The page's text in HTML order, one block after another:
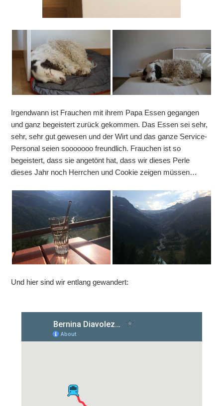
Irgendwann ist Frauchen mit ihrem Papa Essen gegangen
und ganz begeistert zurück gekommen. Das Essen sei sehr,
sehr, sehr gut gewesen und der Wirt und das ganze Service-
Personal seien sooooooo freundlich. Frauchen ist so
begeistert, dass sie angetönt hat, dass wir dieses Perle
dieses Jahr noch Herrchen und Cookie zeigen müssen…
Und hier sind wir entlang gewandert: